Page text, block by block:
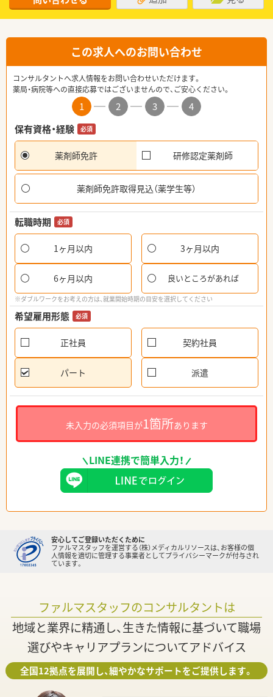
この求人へのお問い合わせ
コンサルタントへ求人情報をお問い合わせいただけます。
薬局・病院等への直接応募ではございませんので、ご安心ください。
1 2 3
4
保有資格・経験
必須
薬剤師免許 研修認定薬剤師
薬剤師免許取得見込（薬学生等）
転職時期 必須
1ヶ月以内 3ヶ月以内
6ヶ月以内 良いところがあれば
※ダブルワークをお考えの方は、就業開始時期の目安を選択してください
希望雇用形態 必須
正社員 契約社員
パート 派遣
未入力の必須項目が1箇所あります
LINE連携で簡単入力！
安心してご登録いただくために
ファルマスタッフを運営する（株）メディカルリソースは、お客様の個
人情報を適切に管理する事業者としてプライバシーマークが付与され
ています。
ファルマスタッフのコンサルタントは
地域と業界に精通し、生きた情報に基づいて職場
選びやキャリアプランについてアドバイス
全国12拠点を展開し、細やかなサポートをご提供します。